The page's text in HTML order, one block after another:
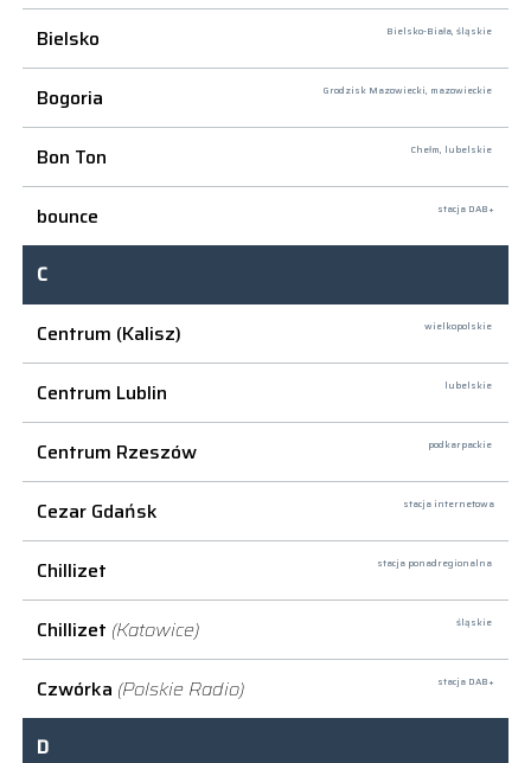
Bielsko Bielsko-Biała, śląskie
Bogoria Grodzisk Mazowiecki, mazowieckie
Bon Ton Chełm, lubelskie
bounce stacja DAB+
C
Centrum (Kalisz)
wielkopolskie
Centrum Lublin lubelskie
Centrum Rzeszów podkarpackie
Cezar Gdańsk stacja internetowa
Chillizet stacja ponadregionalna
Chillizet (Katowice) śląskie
Czwórka (Polskie Radio) stacja DAB+
D